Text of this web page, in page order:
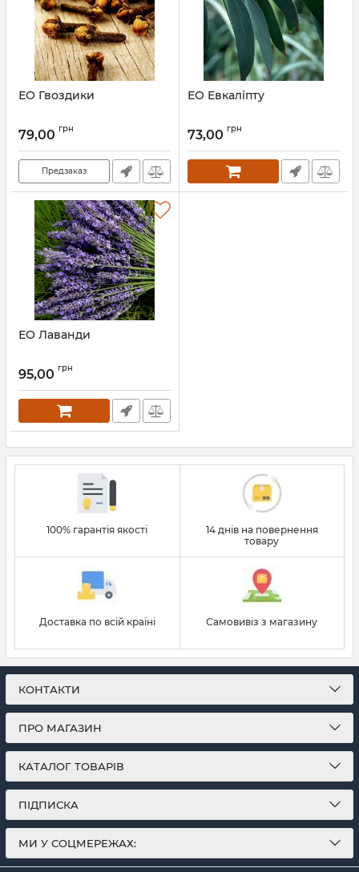
ЕО Гвоздики
79,00 грн
Предзаказ
ЕО Евкаліпту
73,00 грн
ЕО Лаванди
95,00 грн
100% гарантія якості
14 днів на повернення
товару
Доставка по всій країні Самовивіз з магазину
КОНТАКТИ
ПРО МАГАЗИН
КАТАЛОГ ТОВАРІВ
ПІДПИСКА
МИ У СОЦМЕРЕЖАХ: